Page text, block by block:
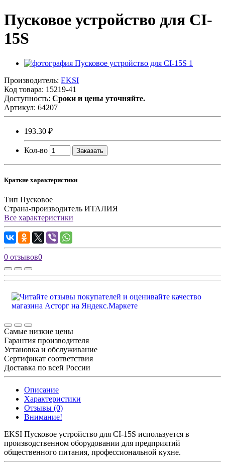
Пусковое устройство для CI-
15S
Производитель: EKSI
Код товара: 15219-41
Доступность: Сроки и цены уточняйте.
Артикул: 64207
193.30 ₽
Кол-во Заказать
Краткие характеристики
Тип Пусковое
Страна-производитель ИТАЛИЯ
Все характеристики
0 отзывов0
Самые низкие цены
Гарантия производителя
Установка и обслуживание
Сертификат соответствия
Доставка по всей России
Описание
Характеристики
Отзывы (0)
Внимание!
EKSI Пусковое устройство для CI-15S используется в
производственном оборудовании для предприятий
общественного питания, профессиональной кухне.